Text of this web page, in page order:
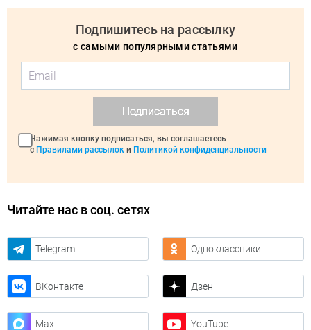
Подпишитесь на рассылку
с самыми популярными статьями
Подписаться
Нажимая кнопку подписаться, вы соглашаетесь
с Правилами рассылок и Политикой конфиденциальности
Читайте нас в соц. сетях
Telegram Одноклассники
ВКонтакте Дзен
Max YouTube